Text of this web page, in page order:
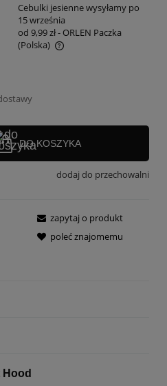
Cebulki jesienne wysyłamy po
15 września
od 9,99 zł- ORLEN Paczka
(Polska)
kosztów płatności
DO KOSZYKA
dodaj do przechowalni
zapytaj o produkt
poleć znajomemu